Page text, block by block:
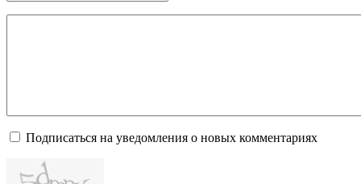
Подписаться на уведомления о новых комментариях